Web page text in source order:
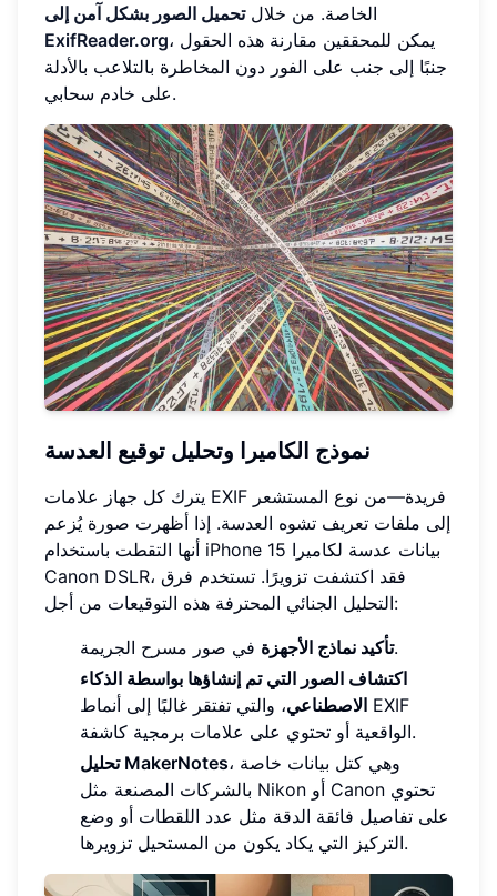
الخاصة. من خلالتحميل الصور بشكل آمن إلى
ExifReader.org، يمكن للمحققين مقارنة هذه الحقول
جنبًا إلى جنب على الفور دون المخاطرة بالتلاعب بالأدلة
على خادم سحابي.
نموذج الكاميرا وتحليل توقيع العدسة
يترك كل جهاز علامات EXIF فريدة—من نوع المستشعر
إلى ملفات تعريف تشوه العدسة. إذا أظهرت صورة يُزعم
أنها التقطت باستخدام iPhone 15 بيانات عدسة لكاميرا
Canon DSLR، فقد اكتشفت تزويرًا. تستخدم فرق
التحليل الجنائي المحترفة هذه التوقيعات من أجل:
تأكيد نماذج الأجهزةفي صور مسرح الجريمة.
اكتشاف الصور التي تم إنشاؤها بواسطة الذكاء
الاصطناعي، والتي تفتقر غالبًا إلى أنماط EXIF
الواقعية أو تحتوي على علامات برمجية كاشفة.
تحليل MakerNotes، وهي كتل بيانات خاصة
بالشركات المصنعة مثل Nikon أو Canon تحتوي
على تفاصيل فائقة الدقة مثل عدد اللقطات أو وضع
التركيز التي يكاد يكون من المستحيل تزويرها.